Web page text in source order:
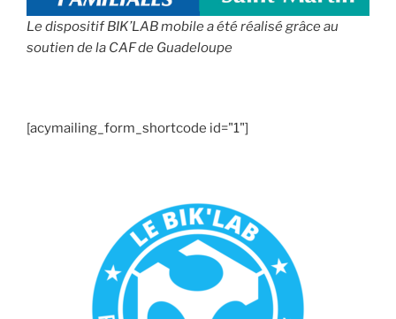
Le dispositif BIK’LAB mobile a été réalisé grâce au
soutien de la CAF de Guadeloupe
[acymailing_form_shortcode id="1"]